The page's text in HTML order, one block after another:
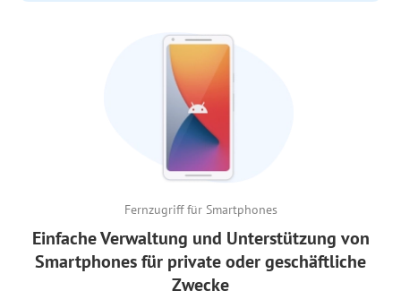
Fernzugriff für Smartphones
Einfache Verwaltung und Unterstützung von
Smartphones für private oder geschäftliche
Zwecke